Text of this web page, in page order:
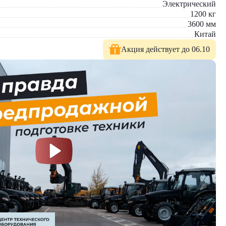
и на экологически чувствительных объектах
площадках и в распределительных центрах
нас вы найдете: широкий выбор спецтехники, вилочных
по выбору техники.
Электрический
1200 кг
3600 мм
Китай
Акция действует до 06.10